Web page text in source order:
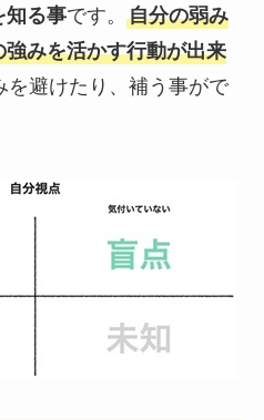
知る事です。 自分の弱み
みを活かす行動が出来
を避けたり、補う事がで